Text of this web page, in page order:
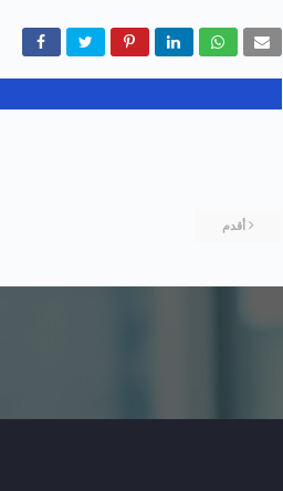
أقدم